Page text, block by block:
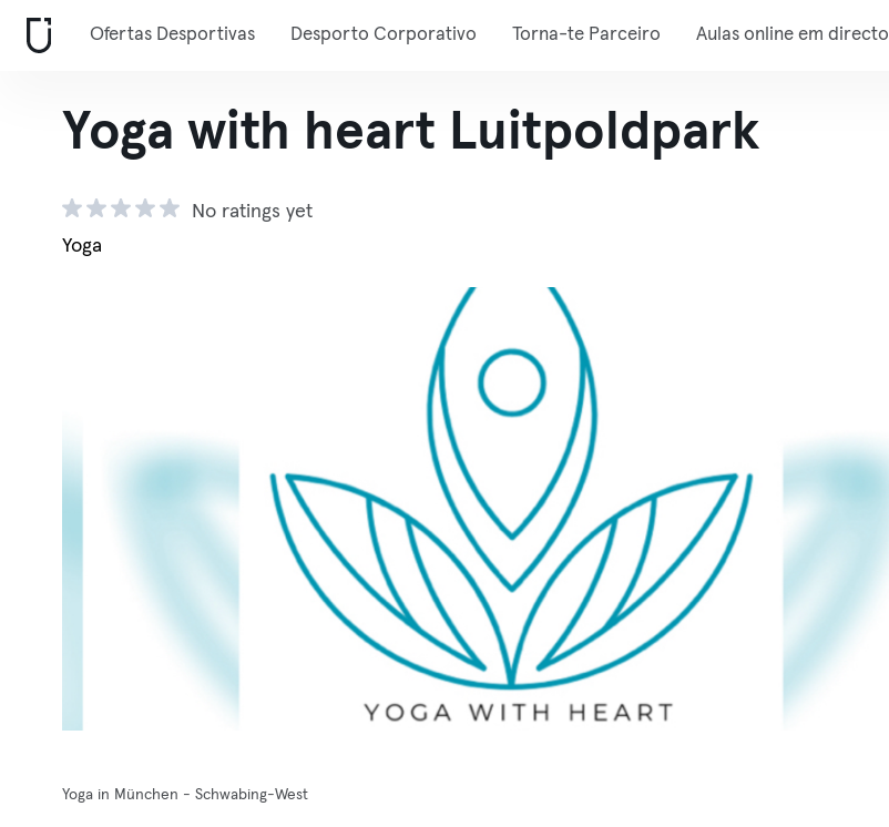
Ofertas Desportivas Desporto Corporativo Torna-te Parceiro Aulas online em directo
Yoga with heart Luitpoldpark
No ratings yet
Yoga
Yoga in München - Schwabing-West